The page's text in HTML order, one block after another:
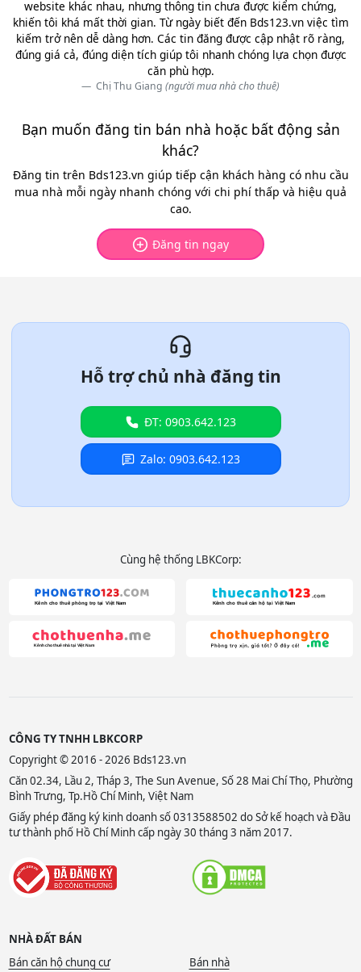
website khác nhau, nhưng thông tin chưa được kiểm chứng,
khiến tôi khá mất thời gian. Từ ngày biết đến Bds123.vn việc tìm
kiếm trở nên dễ dàng hơn. Các tin đăng được cập nhật rõ ràng,
đúng giá cả, đúng diện tích giúp tôi nhanh chóng lựa chọn được
căn phù hợp.
Chị Thu Giang (người mua nhà cho thuê)
Bạn muốn đăng tin bán nhà hoặc bất động sản
khác?
Đăng tin trên Bds123.vn giúp tiếp cận khách hàng có nhu cầu
mua nhà mỗi ngày nhanh chóng với chi phí thấp và hiệu quả
cao.
Đăng tin ngay
Hỗ trợ chủ nhà đăng tin
ĐT: 0903.642.123
Zalo: 0903.642.123
Cùng hệ thống LBKCorp:
CÔNG TY TNHH LBKCORP
Copyright © 2016 - 2026 Bds123.vn
Căn 02.34, Lầu 2, Tháp 3, The Sun Avenue, Số 28 Mai Chí Thọ, Phường
Bình Trưng, Tp.Hồ Chí Minh, Việt Nam
Giấy phép đăng ký kinh doanh số 0313588502 do Sở kế hoạch và Đầu
tư thành phố Hồ Chí Minh cấp ngày 30 tháng 3 năm 2017.
NHÀ ĐẤT BÁN
Bán căn hộ chung cư
Bán nhà